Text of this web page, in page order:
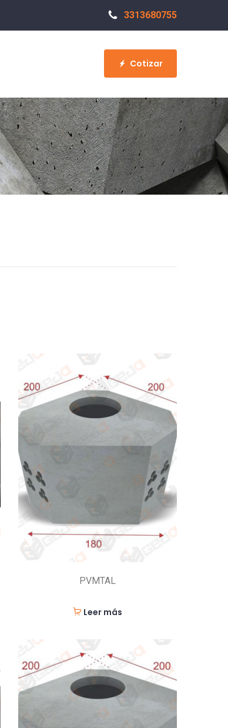
3313680755
Cotizar
PVMTAL
Leer más